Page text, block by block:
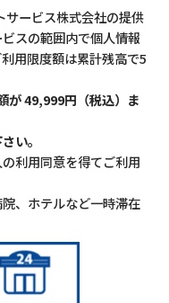
サービス株式会社の提供
スの範囲内で個人情報
用限度額は累計残高で5
が 49,999円（税込）ま
い。
利用同意を得てご利用
、ホテルなど一時滞在